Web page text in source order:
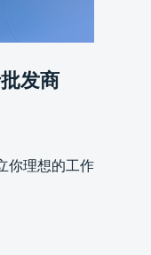
发商
你理想的工作